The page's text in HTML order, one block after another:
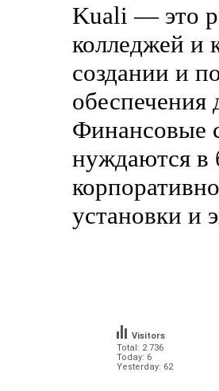
Kuali — это
колледжей и
создании и
обеспечения
Финансовые
нуждаются в
установки и
Total: 2 736
Today: 6
Yesterday: 62
Visitors